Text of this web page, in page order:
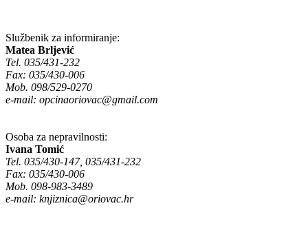
Službenik za informiranje:
Matea Brljević
Tel. 035/431-232
Fax: 035/430-006
Mob. 098/529-0270
e-mail: opcinaoriovac@gmail.com
Osoba za nepravilnosti:
Ivana Tomić
Tel. 035/430-147, 035/431-232
Fax: 035/430-006
Mob. 098-983-3489
e-mail: knjiznica@oriovac.hr